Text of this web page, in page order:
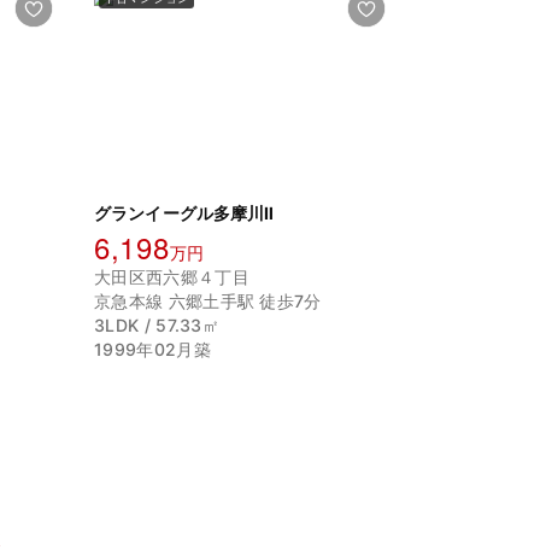
グランイーグル多摩川Ⅱ
6,198万円
大田区西六郷４丁目
京急本線 六郷土手駅 徒歩7分
3LDK / 57.33㎡
1999年02月築